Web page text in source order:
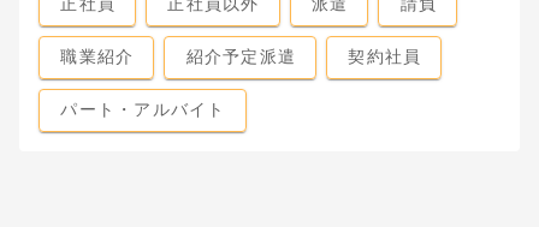
職業紹介 紹介予定派遣 契約社員
パート・アルバイト